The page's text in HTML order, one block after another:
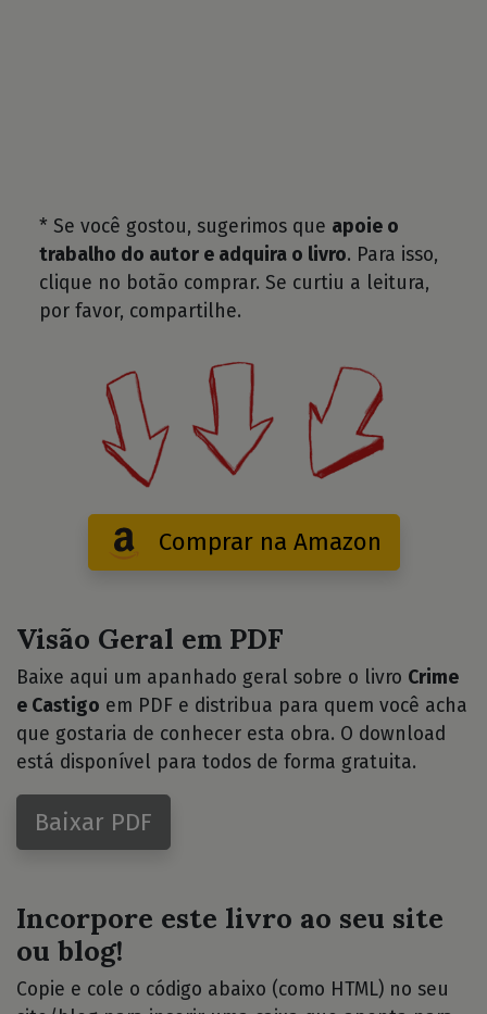
* Se você gostou, sugerimos que apoie o
trabalho do autor e adquira o livro. Para isso,
clique no botão comprar. Se curtiu a leitura,
por favor, compartilhe.
Comprar na Amazon
Visão Geral em PDF
Baixe aqui um apanhado geral sobre o livro Crime
e Castigo em PDF e distribua para quem você acha
que gostaria de conhecer esta obra. O download
está disponível para todos de forma gratuita.
Baixar PDF
Incorpore este livro ao seu site
ou blog!
Copie e cole o código abaixo (como HTML) no seu